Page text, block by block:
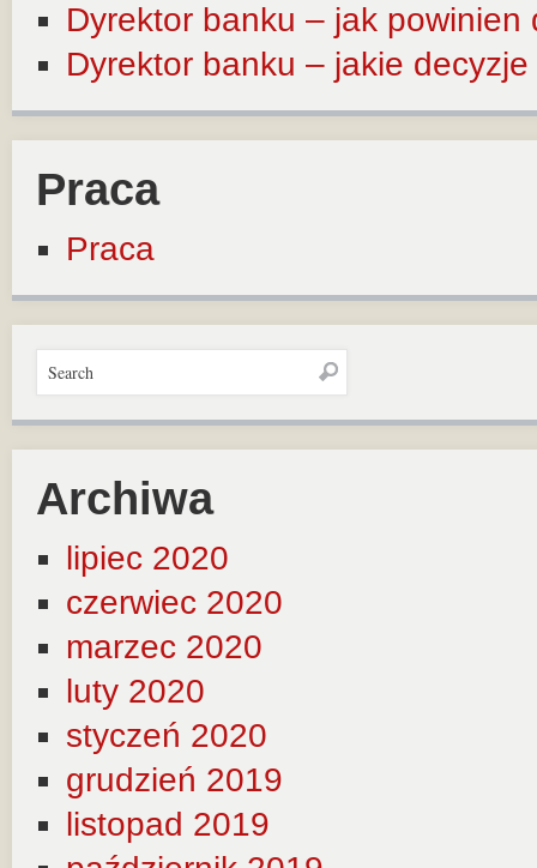
Dyrektor banku – jak
Dyrektor banku – jakie
Praca
Praca
Archiwa
lipiec 2020
czerwiec 2020
marzec 2020
luty 2020
styczeń 2020
grudzień 2019
listopad 2019